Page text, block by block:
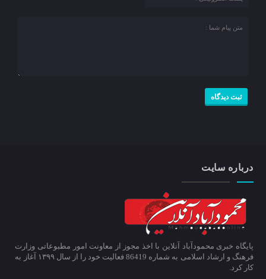
درباره سایت
پایگاه خبری محمودآباد آنلاین با اخذ مجوز از معاونت امور مطبوعاتی وزارت
فرهنگ و ارشاد اسلامی به شماره 86419 فعالیت خود را از سال ۱۳۹۹ آغاز به
کار کرد.